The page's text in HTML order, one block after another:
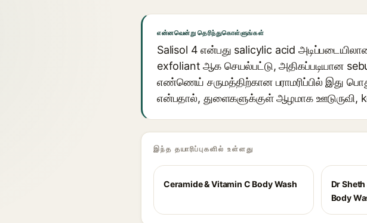
என்னவென்று தெரிந்துகொள்ளுங்கள்
Salisol 4 என்பது salicylic acid
exfoliant ஆக செயல்பட்டு, அதிகப்படியான
எண்ணெய் சருமத்திற்கான பராமரிப்பில் இது
என்பதால், துளைகளுக்குள் ஆழமாக ஊடுருவி,
இந்த தயாரிப்புகளில் உள்ளது
Ceramide & Vitamin C Body Wash
Dr
Body